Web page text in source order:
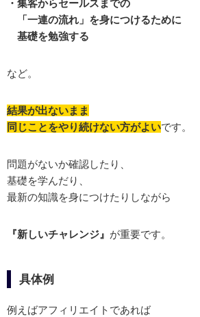
・集客からセールスまでの
「一連の流れ」を身につけるために
基礎を勉強する
など。
結果が出ないまま
同じことをやり続けない方がよいです。
問題がないか確認したり、
基礎を学んだり、
最新の知識を身につけたりしながら
『新しいチャレンジ』 が重要です。
具体例
例えばアフィリエイトであれば